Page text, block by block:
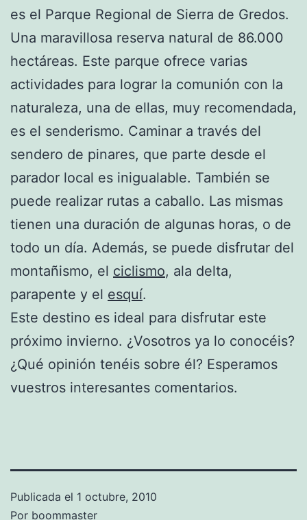
es el Parque Regional de Sierra de Gredos.
Una maravillosa reserva natural de 86.000
hectáreas. Este parque ofrece varias
actividades para lograr la comunión con la
naturaleza, una de ellas, muy recomendada,
es el senderismo. Caminar a través del
sendero de pinares, que parte desde el
parador local es inigualable. También se
puede realizar rutas a caballo. Las mismas
tienen una duración de algunas horas, o de
todo un día. Además, se puede disfrutar del
montañismo, el ciclismo, ala delta,
parapente y el esquí.
Este destino es ideal para disfrutar este
próximo invierno. ¿Vosotros ya lo conocéis?
¿Qué opinión tenéis sobre él? Esperamos
vuestros interesantes comentarios.
Publicada el 1 octubre, 2010
Por boommaster